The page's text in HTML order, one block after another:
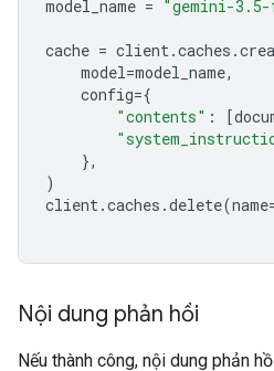
model_name = "gemini-
cache = client.caches .
model=model_name,
config={
"contents" : [
},
)
client.caches .delete(name
Nội dung phản hồi
Nếu thành công, nội dung phản